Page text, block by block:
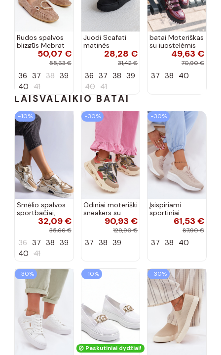
Rudos spalvos
blizgūs Mebrat
bateliai50,07 €
55,63 €
36 37 38 39
40 41
Juodi Scafati
matinės
apdailos bateliai
28,28 €
31,42 €
36 37 38 39
40 41
batai Moteriškas
su juostelėmis
su lako efektu
bordo spalvos
49,63 €
70,90 €
37 38 40
LAISVALAIKIO BATAI
−10%
Smėlio spalvos
sportbačiai,
dekoruoti Valdez
cirkonio virvele
32,09 €
35,66 €
36 37 38 39
40 41
−30%
Odiniai moteriški
sneakers su
platforma D&A
CR61-3133
90,93 €
129,90 €
37 38 39
−30%
Įsispiriami
sportiniai
bateliai Kobbo
102425 smėlio
61,53 €
87,90 €
37 38 40
−30% −10%
Paskutiniai dydžiai!
−30%